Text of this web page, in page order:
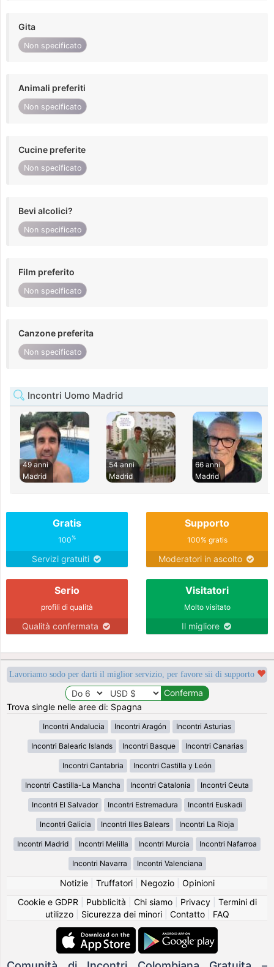
Gita
Non specificato
Animali preferiti
Non specificato
Cucine preferite
Non specificato
Bevi alcolici?
Non specificato
Film preferito
Non specificato
Canzone preferita
Non specificato
Incontri Uomo Madrid
49 anni
Madrid
54 anni
Madrid
66 anni
Madrid
Gratis
100%
Servizi gratuiti
Supporto
100% gratis
Moderatori in ascolto
Serio
profili di qualità
Qualità confermata
Visitatori
Molto visitato
Il migliore
Lavoriamo sodo per darti il miglior servizio, per favore sii di supporto
Trova single nelle aree di: Spagna
Incontri Andalucia Incontri Aragón Incontri Asturias
Incontri Balearic Islands Incontri Basque Incontri Canarias
Incontri Cantabria Incontri Castilla y León
Incontri Castilla-La Mancha Incontri Catalonia Incontri Ceuta
Incontri El Salvador Incontri Estremadura Incontri Euskadi
Incontri Galicia Incontri Illes Balears Incontri La Rioja
Incontri Madrid Incontri Melilla Incontri Murcia Incontri Nafarroa
Incontri Navarra Incontri Valenciana
Notizie| Truffatori| Negozio| Opinioni
Cookie e GDPR
Pubblicità Chi siamo| Privacy| Termini di
utilizzo| Sicurezza dei minori| Contatto| FAQ